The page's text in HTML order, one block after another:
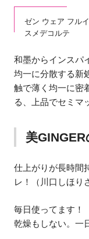
ゼン ウェア フル
スメデコルテ
和墨からインスパ
均一に分散する新
触で薄く均一に密
る、上品でセミマ
美
仕上がりが長時間
レ！（川口しほり
毎日使ってます！
乾燥もしない。一